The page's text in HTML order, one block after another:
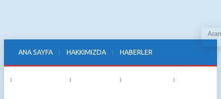
ANA SAYFA HAKKIMIZDA HABERLER